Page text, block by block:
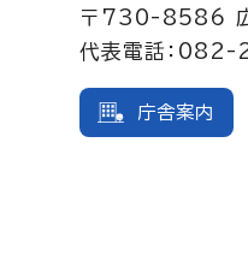
〒730-8586
代表電話：
庁舎案内